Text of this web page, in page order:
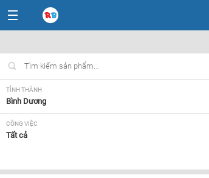
TỈNH THÀNH
Bình Dương
CÔNG VIỆC
Tất cả
Tất cả